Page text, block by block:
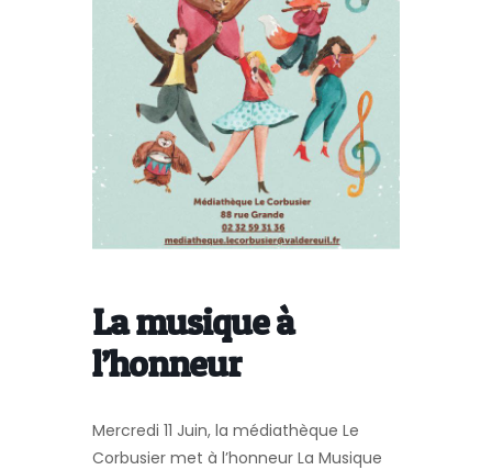
La musique à
l’honneur
Mercredi 11 Juin, la médiathèque Le
Corbusier met à l’honneur La Musique